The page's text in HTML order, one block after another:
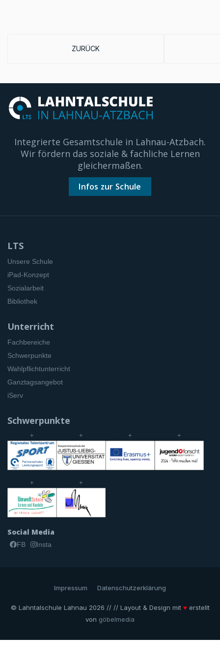
VORHERIGER BEITRAG: PRAXISKURS AN
ZURÜCK
Integrierte Gesamtschule in Lahnau-Atzbach.
Wir fördern das soziale & fachliche Lernen
gleichermaßen.
Infos zur Schule
LTS
Unsere Schule
iPad-Konzept
Sozialarbeit
Bibliothek
Unterricht
Fachbereiche
Schwerpunkte
Wahlpflichtunterricht
Ganztagsangebot
iServ
Schwerpunkte
+ + + +
+ +
Social Media
FB Insta
Impressum Datenschutzerklärung
© Lahntalschule Lahnau 2026 // // Layout & Design mit ♥ erstellt
von göbelmedia